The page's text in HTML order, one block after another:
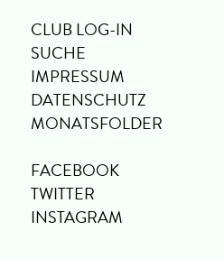
CLUB LOG-IN
SUCHE
IMPRESSUM
DATENSCHUTZ
MONATSFOLDER
FACEBOOK
TWITTER
INSTAGRAM